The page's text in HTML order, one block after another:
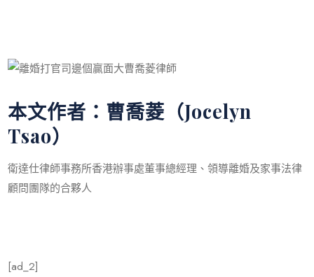
本文作者：曹喬菱（Jocelyn
Tsao）
衛達仕律師事務所香港辦事處董事總經理、領導離婚及家事法律
顧問團隊的合夥人
[ad_2]